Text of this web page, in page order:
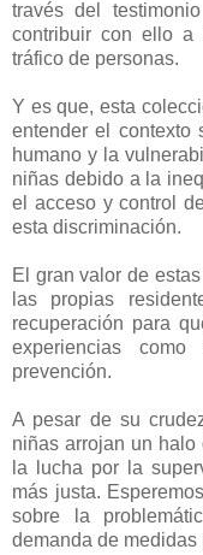
través del
contribuir con ello a
tráfico de personas.
Y es que, esta
entender el contexto
humano y la
niñas debido a la
el acceso y control
esta discriminación.
El gran valor de
las propias
recuperación para
experiencias
prevención.
A pesar de su
niñas arrojan un
la lucha por la
más justa.
sobre la
demanda de medidas